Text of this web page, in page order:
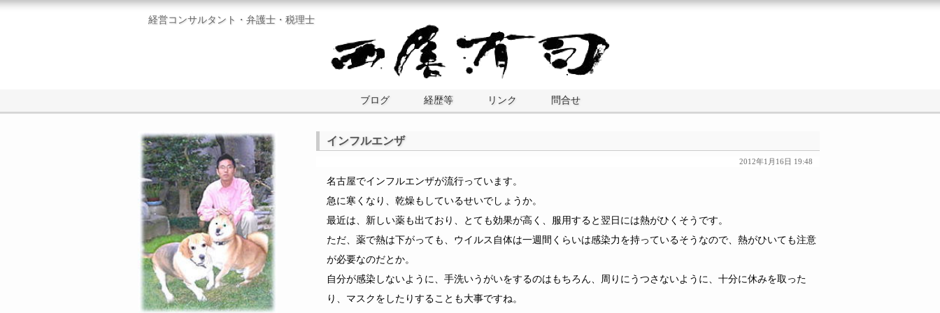
経営コンサルタント・弁護士・税理士
ブログ 経歴等 リンク 問合せ
インフルエンザ
2012年1月16日 19:48
名古屋でインフルエンザが流行っています。
急に寒くなり、乾燥もしているせいでしょうか。
最近は、新しい薬も出ており、とても効果が高く、服用すると翌日には熱がひくそうです。
ただ、薬で熱は下がっても、ウイルス自体は一週間くらいは感染力を持っているそうなので、熱がひいても注意
が必要なのだとか。
自分が感染しないように、手洗いうがいをするのはもちろん、周りにうつさないように、十分に休みを取った
り、マスクをしたりすることも大事ですね。